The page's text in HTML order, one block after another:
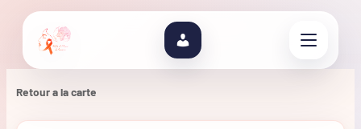
Retour a la carte